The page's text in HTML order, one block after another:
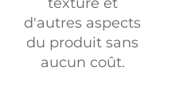
d'autres aspects
du produit sans
aucun coût.